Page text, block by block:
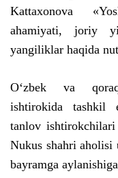
Kattaxonova
ahamiyati, joriy
yangiliklar haqida
Oʻzbek va
ishtirokida tashkil
tanlov
Nukus shahri aholisi
bayramga